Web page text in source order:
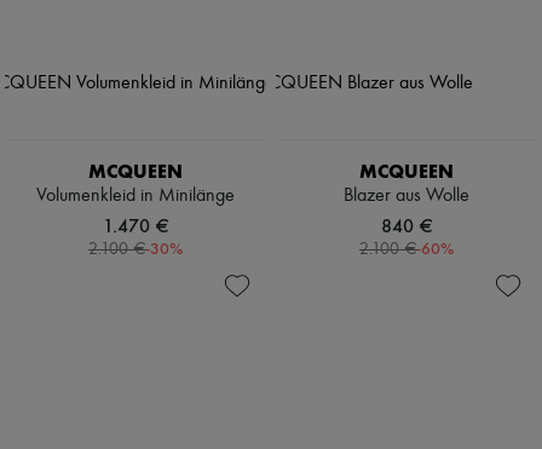
MCQUEEN
Volumenkleid in Minilänge
1.470 €
2.100 €-30%
MCQUEEN
Blazer aus Wolle
840 €
2.100 €-60%